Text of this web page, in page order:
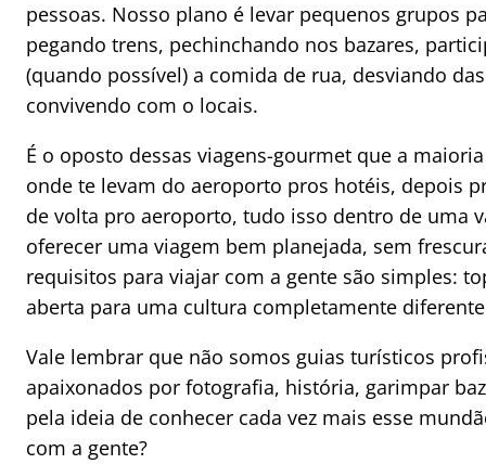
pessoas. Nosso plano é levar pequenos grupos
pegando trens, pechinchando nos bazares,
(quando possível) a comida de rua, desviando
convivendo com o locais.
É o oposto dessas viagens-gourmet que a
onde te levam do aeroporto pros hotéis, depois
de volta pro aeroporto, tudo isso dentro de uma
oferecer uma viagem bem planejada, sem
requisitos para viajar com a gente são simples:
aberta para uma cultura completamente
Vale lembrar que não somos guias turísticos
apaixonados por fotografia, história, garimpar
pela ideia de conhecer cada vez mais esse
com a gente?